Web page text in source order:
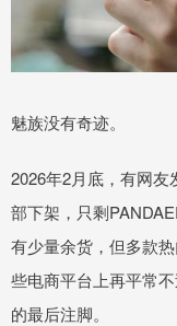
魅族没有奇迹。
2026年2月底，有网
部下架，只剩
有少量余货，但多款
些电商平台上再平常
的最后注脚。